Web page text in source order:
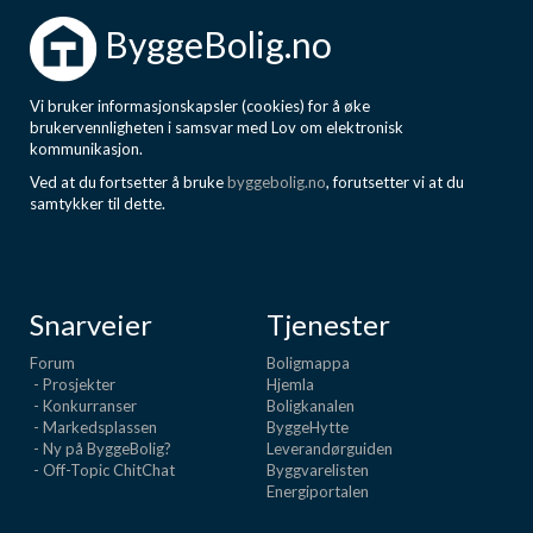
Boligmappa+
Få mer ut av Boligmappa
ByggeBolig.no
Vi bruker informasjonskapsler (cookies) for å øke
brukervennligheten i samsvar med Lov om elektronisk
kommunikasjon.
Ved at du fortsetter å brukebyggebolig.no, forutsetter vi at du
samtykker til dette.
Snarveier
Forum
- Prosjekter
- Konkurranser
- Markedsplassen
- Ny på ByggeBolig?
- Off-Topic ChitChat
Tjenester
Boligmappa
Hjemla
Boligkanalen
ByggeHytte
Leverandørguiden
Byggvarelisten
Energiportalen